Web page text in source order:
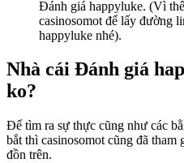
Đánh giá happyluke. (Vì
casinosomot để lấy đường
happyluke nhé).
Nhà cái Đánh giá
ko?
Để tìm ra sự thực cũng như các
bắt thì casinosomot cũng đã tham
đồn trên.